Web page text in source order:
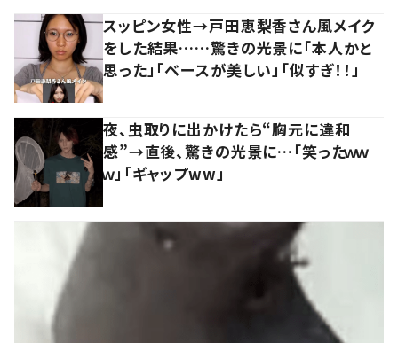
スッピン女性→戸田恵梨香さん風メイク
をした結果……驚きの光景に「本人かと
思った」「ベースが美しい」「似すぎ！！」
夜、虫取りに出かけたら“胸元に違和
感”→直後、驚きの光景に…「笑ったｗｗ
ｗ」「ギャップww」